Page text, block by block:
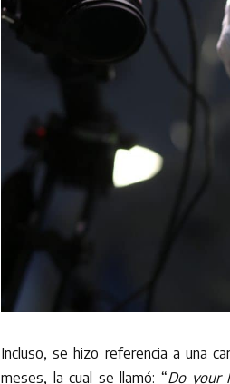
Incluso, se hizo referencia a una
meses, la cual se llamó: “Do your